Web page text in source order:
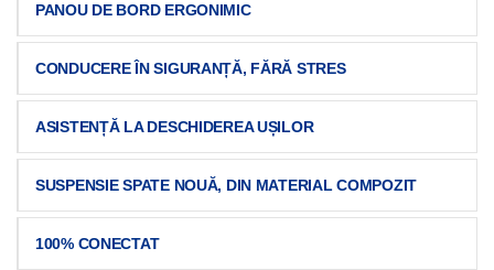
PANOU DE BORD ERGONIMIC
CONDUCERE ÎN SIGURANȚĂ, FĂRĂ STRES
ASISTENȚĂ LA DESCHIDEREA UȘILOR
SUSPENSIE SPATE NOUĂ, DIN MATERIAL COMPOZIT
100% CONECTAT